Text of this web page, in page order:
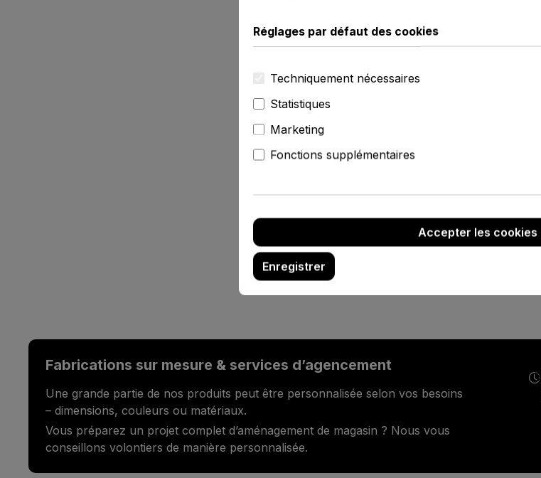
Fabrications sur mesure & services d’agencement
Une grande partie de nos produits peut être personnalisée selon vos besoins
– dimensions, couleurs ou matériaux.
Vous préparez un projet complet d’aménagement de magasin ? Nous vous
conseillons volontiers de manière personnalisée.
Réglages par défaut des cookies
Techniquement nécessaires
Statistiques
Marketing
Fonctions supplémentaires
Accepter les cookies
Enregistrer